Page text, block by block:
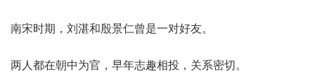
南宋时期，刘湛和殷景仁曾是一对好友。
两人都在朝中为官，早年志趣相投，关系密切。